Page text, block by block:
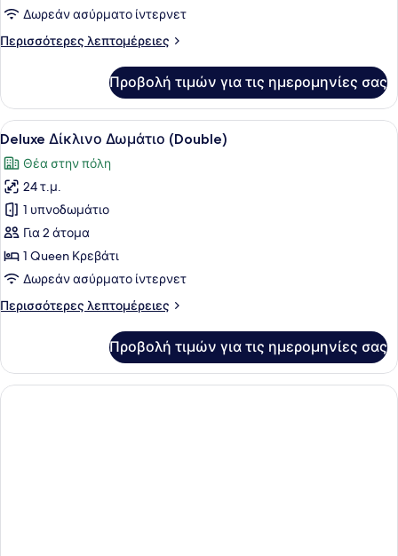
Δωρεάν ασύρματο ίντερνετ
Περισσότερες λεπτομέρειες
Περισσότερες
Μπαλκόνι
Προβολή τιμών για τις ημερομηνίες σας
Προβολή
όλων
των
φωτογραφιών
για
Deluxe
Δίκλινο
Δωμάτιο
(Double)
Ένα άνετο δωμάτιο με ένα
2
Deluxe Δίκλινο Δωμάτιο (Double)
Θέα στην πόλη
24 τ.μ.
1 υπνοδωμάτιο
Για 2 άτομα
1 Queen Κρεβάτι
Δωρεάν ασύρματο ίντερνετ
Περισσότερες λεπτομέρειες
Περισσότερες
Δίκλινο
Δωμάτιο
(Double)
Προβολή τιμών για τις ημερομηνίες σας